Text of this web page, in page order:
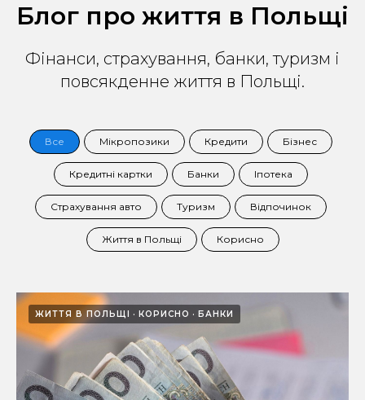
Блог про життя в Польщі
Фінанси, страхування, банки, туризм і
повсякденне життя в Польщі.
Все Мікропозики Кредити Бізнес
Кредитні картки Банки Іпотека
Страхування авто Туризм Відпочинок
Життя в Польщі Корисно
ЖИТТЯ В ПОЛЬЩІ КОРИСНО БАНКИ